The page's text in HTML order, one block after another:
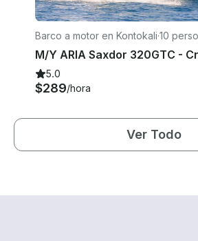
Barco a motor en Kontokali·10
5.0
$289/hora
Ver Todo